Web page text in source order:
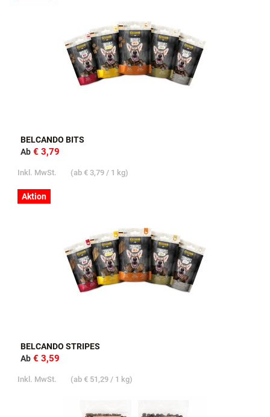
BELCANDO BITS
Ab € 3,79
Inkl. MwSt. (ab € 3,79 / 1 kg)
Aktion
BELCANDO STRIPES
Ab € 3,59
Inkl. MwSt. (ab € 51,29 / 1 kg)